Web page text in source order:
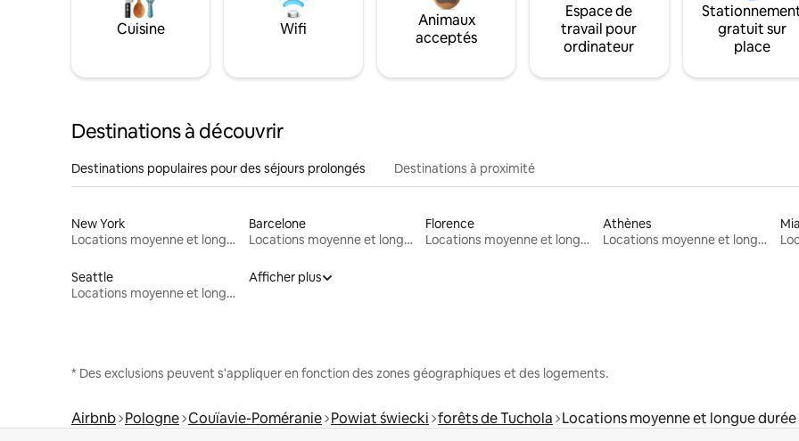
Cuisine Wifi
Animaux
acceptés
Espace de
travail pour
ordinateur
gratuit sur
place
Destinations à découvrir
Destinations populaires pour des séjours prolongés Destinations à proximité
New York
Locations moyenne et longue durée
Barcelone
Locations moyenne et longue durée
Florence
Locations moyenne et longue durée
Athènes
Locations moyenne et longue durée
Seattle
Locations moyenne et longue durée
Afficher plus
* Des exclusions peuvent s'appliquer en fonction des zones géographiques et des logements.
Airbnb Pologne Couïavie-Poméranie Powiat świecki forêts de Tuchola Locations moyenne et longue durée